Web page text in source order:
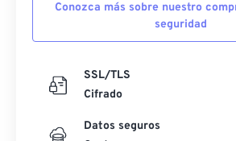
Conozca más sobre nuestro
seguridad
SSL/TLS
Cifrado
Datos seguros